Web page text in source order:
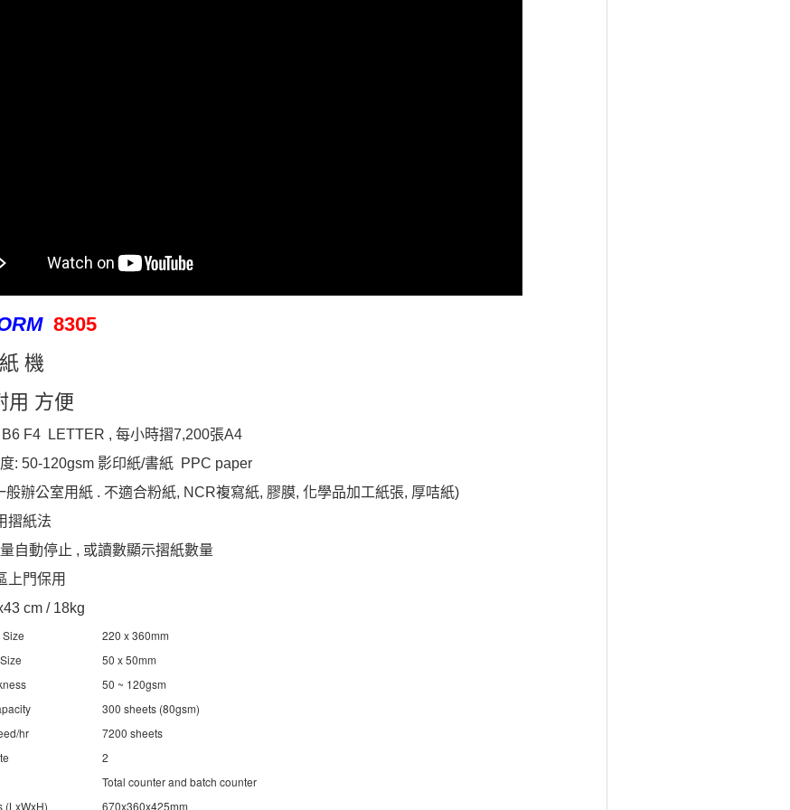
8305
機
用 方便
F4 LETTER , 每小時摺7,200張A4
: 50-120gsm 影印紙/書紙 PPC paper
辦公室用紙 . 不適合粉紙, NCR複寫紙, 膠膜, 化學品加工紙張, 厚咭紙)
摺紙法
自動停止 , 或讀數顯示摺紙數量
上門保用
cm / 18kg
220 x 360mm
50 x 50mm
50 ~ 120gsm
300 sheets (80gsm)
hr
7200 sheets
2
Total counter and batch counter
(LxWxH)
670x360x425mm